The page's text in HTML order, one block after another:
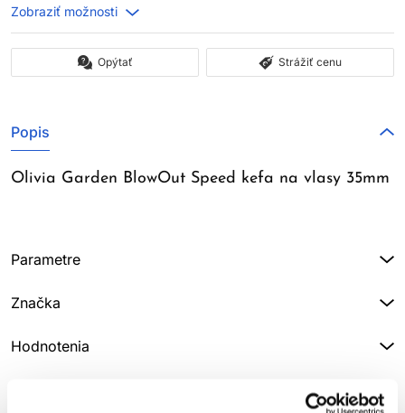
Opýtať Strážiť cenu
Popis
Olivia Garden BlowOut Speed kefa na vlasy 35mm
Parametre
Značka
Hodnotenia